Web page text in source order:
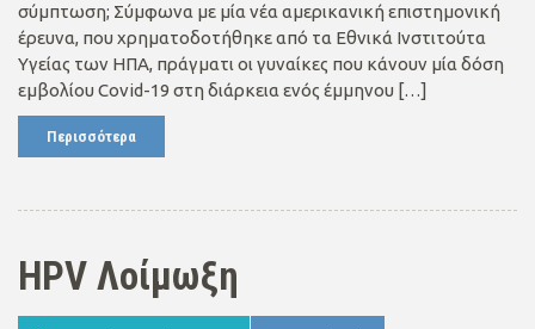
σύμπτωση; Σύμφωνα με μία νέα αμερικανική επιστημονική
έρευνα, που χρηματοδοτήθηκε από τα Εθνικά Ινστιτούτα
Υγείας των ΗΠΑ, πράγματι οι γυναίκες που κάνουν μία δόση
εμβολίου Covid-19 στη διάρκεια ενός έμμηνου […]
Περισσότερα
HPV Λοίμωξη